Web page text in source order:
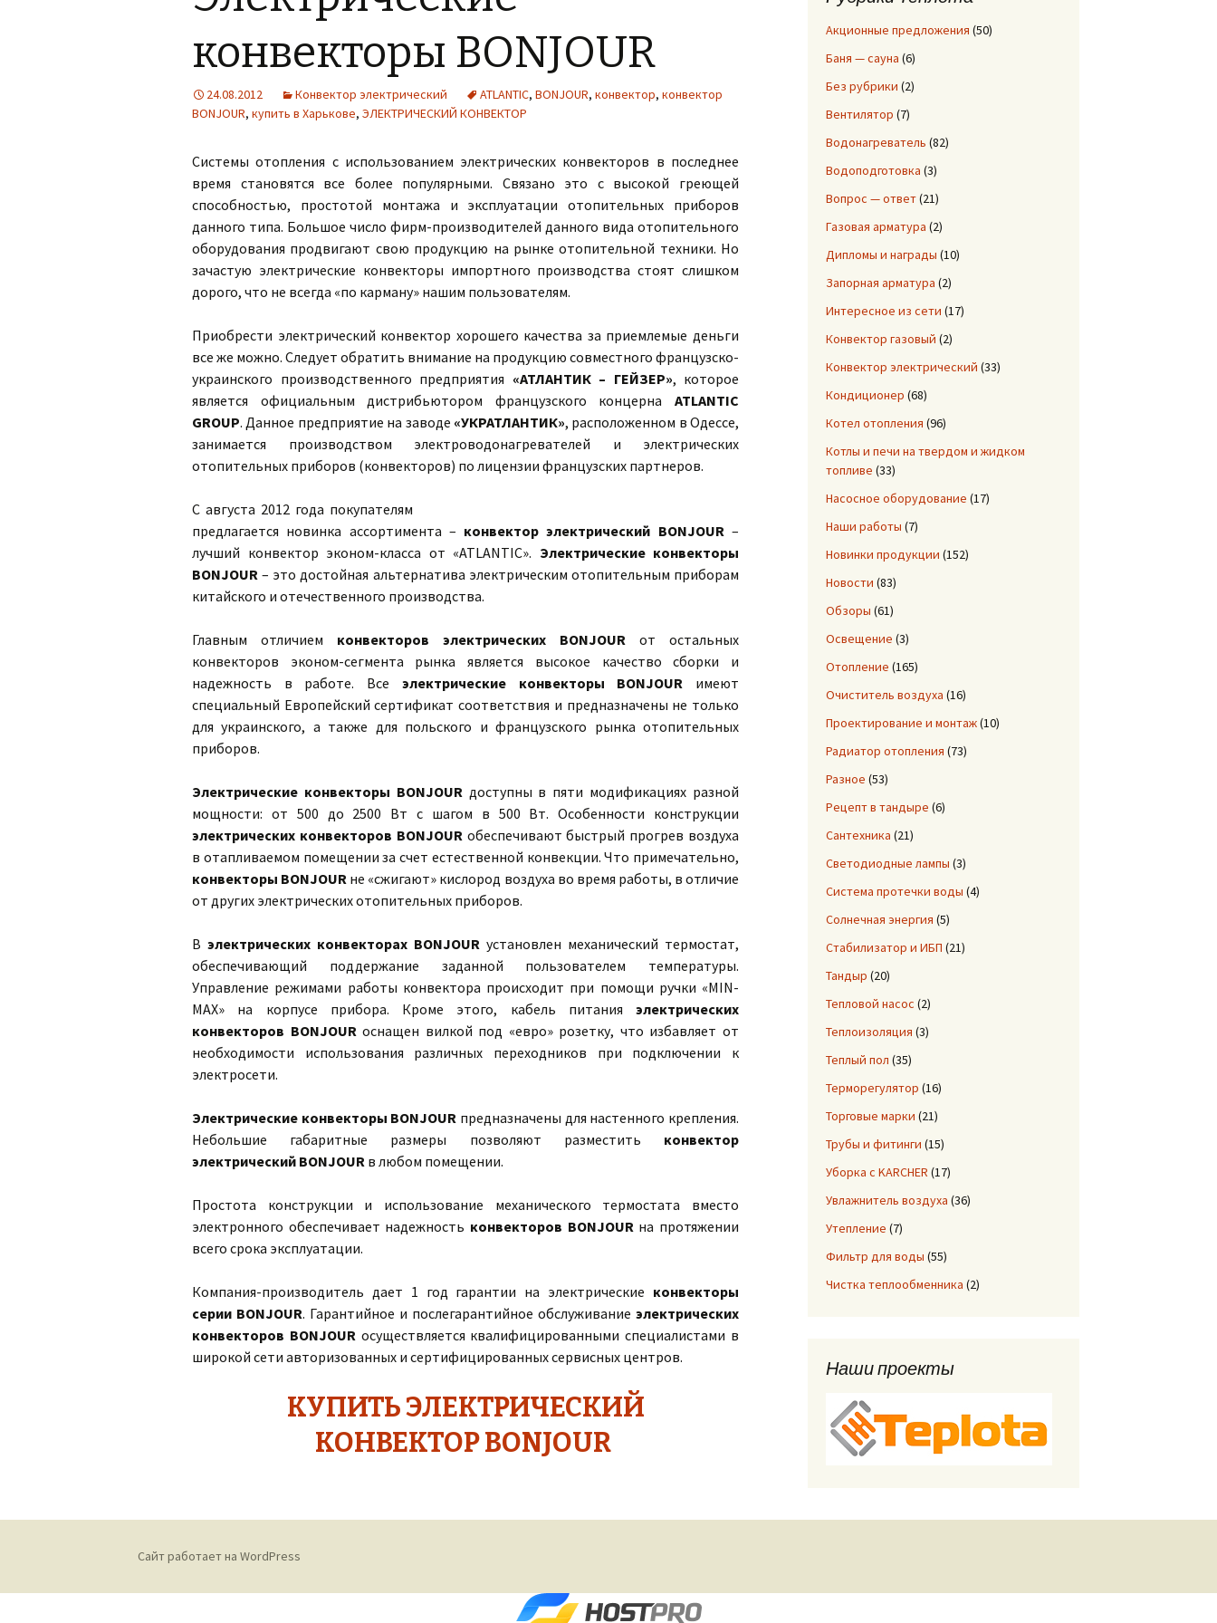
конвекторы BONJOUR
24.08.2012 Конвектор электрический ATLANTIC, BONJOUR, конвектор, конвектор
BONJOUR, купить в Харькове, ЭЛЕКТРИЧЕСКИЙ КОНВЕКТОР
Системы отопления с использованием электрических конвекторов в последнее
время становятся все более популярными. Связано это с высокой греющей
способностью, простотой монтажа и эксплуатации отопительных приборов
данного типа. Большое число фирм-производителей данного вида отопительного
оборудования продвигают свою продукцию на рынке отопительной техники. Но
зачастую электрические конвекторы импортного производства стоят слишком
дорого, что не всегда «по карману» нашим пользователям.
Приобрести электрический конвектор хорошего качества за приемлемые деньги
все же можно. Следует обратить внимание на продукцию совместного французско-
украинского производственного предприятия «АТЛАНТИК – ГЕЙЗЕР», которое
является официальным дистрибьютором французского концерна ATLANTIC
GROUP. Данное предприятие на заводе «УКРАТЛАНТИК», расположенном в Одессе,
занимается производством электроводонагревателей и электрических
отопительных приборов (конвекторов) по лицензии французских партнеров.
С августа 2012 года покупателям
предлагается новинка ассортимента – конвектор электрический BONJOUR–
лучший конвектор эконом-класса от «ATLANTIC». Электрические конвекторы
BONJOUR – это достойная альтернатива электрическим отопительным приборам
китайского и отечественного производства.
Главным отличием конвекторов электрических BONJOUR от остальных
конвекторов эконом-сегмента рынка является высокое качество сборки и
надежность в работе. Все электрические конвекторы BONJOUR имеют
специальный Европейский сертификат соответствия и предназначены не только
для украинского, а также для польского и французского рынка отопительных
приборов.
Электрические конвекторы BONJOURдоступны в пяти модификациях разной
мощности: от 500 до 2500 Вт с шагом в 500 Вт. Особенности конструкции
электрических конвекторов BONJOURобеспечивают быстрый прогрев воздуха
в отапливаемом помещении за счет естественной конвекции. Что примечательно,
конвекторы BONJOUR не «сжигают» кислород воздуха во время работы, в отличие
от других электрических отопительных приборов.
В электрических конвекторах BONJOUR установлен механический термостат,
обеспечивающий поддержание заданной пользователем температуры.
Управление режимами работы конвектора происходит при помощи ручки «MIN-
MAX» на корпусе прибора. Кроме этого, кабель питания электрических
конвекторов BONJOURоснащен вилкой под «евро» розетку, что избавляет от
необходимости использования различных переходников при подключении к
электросети.
Электрические конвекторы BONJOUR предназначены для настенного крепления.
Небольшие габаритные размеры позволяют разместить конвектор
электрический BONJOUR в любом помещении.
Простота конструкции и использование механического термостата вместо
электронного обеспечивает надежность конвекторов BONJOURна протяжении
всего срока эксплуатации.
Компания-производитель дает 1 год гарантии на электрические конвекторы
серии BONJOUR. Гарантийное и послегарантийное обслуживание электрических
конвекторов BONJOURосуществляется квалифицированными специалистами в
широкой сети авторизованных и сертифицированных сервисных центров.
КУПИТЬ ЭЛЕКТРИЧЕСКИЙ
КОНВЕКТОР BONJOUR
Акционные предложения (50)
Баня — сауна (6)
Без рубрики (2)
Вентилятор (7)
Водонагреватель (82)
Водоподготовка (3)
Вопрос — ответ(21)
Газовая арматура (2)
Дипломы и награды (10)
Запорная арматура (2)
Интересное из сети (17)
Конвектор газовый (2)
Конвектор электрический (33)
Кондиционер (68)
Котел отопления (96)
Котлы и печи на твердом и жидком
топливе (33)
Насосное оборудование (17)
Наши работы (7)
Новинки продукции (152)
Новости (83)
Обзоры (61)
Освещение (3)
Отопление (165)
Очиститель воздуха (16)
Проектирование и монтаж(10)
Радиатор отопления (73)
Разное (53)
Рецепт в тандыре (6)
Сантехника (21)
Светодиодные лампы (3)
Система протечки воды (4)
Солнечная энергия (5)
Стабилизатор и ИБП (21)
Тандыр (20)
Тепловой насос (2)
Теплоизоляция (3)
Теплый пол (35)
Терморегулятор (16)
Торговые марки (21)
Трубы и фитинги (15)
Уборка с KARCHER (17)
Увлажнитель воздуха (36)
Утепление (7)
Фильтр для воды (55)
Чистка теплообменника (2)
Наши проекты
Сайт работает на WordPress